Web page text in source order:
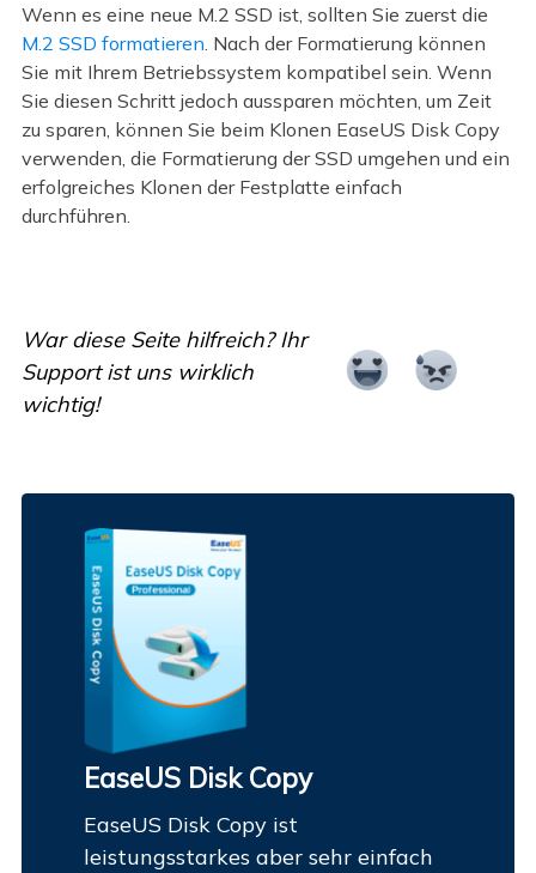
Wenn es eine neue M.2 SSD ist, sollten Sie zuerst die
M.2 SSD formatieren . Nach der Formatierung können
Sie mit Ihrem Betriebssystem kompatibel sein. Wenn
Sie diesen Schritt jedoch aussparen möchten, um Zeit
zu sparen, können Sie beim Klonen EaseUS Disk Copy
verwenden, die Formatierung der SSD umgehen und ein
erfolgreiches Klonen der Festplatte einfach
durchführen.
War diese Seite hilfreich? Ihr
Support ist uns wirklich
wichtig!
EaseUS Disk Copy
EaseUS Disk Copy ist
leistungsstarkes aber sehr einfach